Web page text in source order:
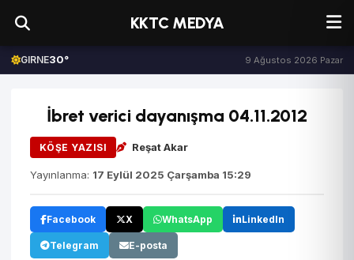
KKTC MEDYA
GIRNE30° 9 Ağustos 2026 Pazar
İbret verici dayanışma 04.11.2012
KÖŞE YAZISI Reşat Akar
Yayınlanma: 17 Eylül 2025 Çarşamba 15:29
Facebook X WhatsApp LinkedIn
Telegram E-posta